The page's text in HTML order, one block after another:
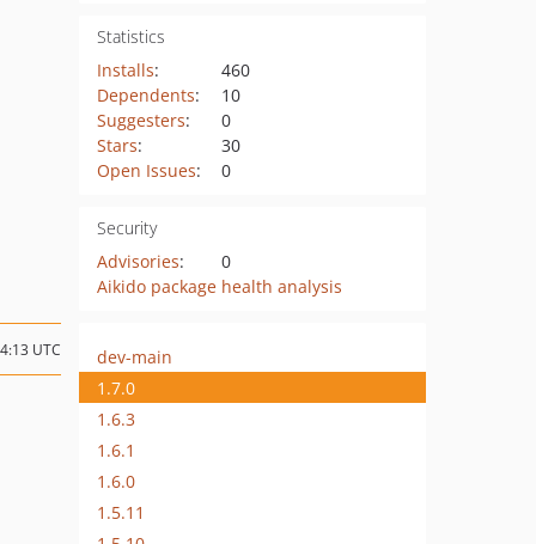
Statistics
Installs:
460
Dependents:
10
Suggesters:
0
Stars:
30
Open Issues: 0
Security
Advisories:
0
Aikido package health analysis
UTC
dev-main
1.7.0
1.6.3
1.6.1
1.6.0
1.5.11